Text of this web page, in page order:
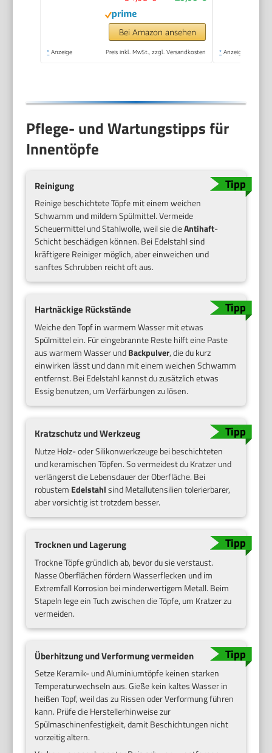
Reislöffel | Rice
Cooker mit Antihaft |
Reiskocher mit
Bei Amazon ansehen
* Anzeige Preis inkl. MwSt., zzgl. Versandkosten * Anzeige
Pflege- und Wartungstipps für
Innentöpfe
Reinigung
Reinige beschichtete Töpfe mit einem weichen
Schwamm und mildem Spülmittel. Vermeide
Scheuermittel und Stahlwolle, weil sie dieAntihaft-
Schicht beschädigen können. Bei Edelstahl sind
kräftigere Reiniger möglich, aber einweichen und
sanftes Schrubben reicht oft aus.
Hartnäckige Rückstände
Weiche den Topf in warmem Wasser mit etwas
Spülmittel ein. Für eingebrannte Reste hilft eine Paste
aus warmem Wasser undBackpulver, die du kurz
einwirken lässt und dann mit einem weichen Schwamm
entfernst. Bei Edelstahl kannst du zusätzlich etwas
Essig benutzen, um Verfärbungen zu lösen.
Kratzschutz und Werkzeug
Nutze Holz- oder Silikonwerkzeuge bei beschichteten
und keramischen Töpfen. So vermeidest du Kratzer und
verlängerst die Lebensdauer der Oberfläche. Bei
robustem Edelstahlsind Metallutensilien tolerierbarer,
aber vorsichtig ist trotzdem besser.
Trocknen und Lagerung
Trockne Töpfe gründlich ab, bevor du sie verstaust.
Nasse Oberflächen fördern Wasserflecken und im
Extremfall Korrosion bei minderwertigem Metall. Beim
Stapeln lege ein Tuch zwischen die Töpfe, um Kratzer zu
vermeiden.
Überhitzung und Verformung vermeiden
Setze Keramik- und Aluminiumtöpfe keinen starken
Temperaturwechseln aus. Gieße kein kaltes Wasser in
heißen Topf, weil das zu Rissen oder Verformung führen
kann. Prüfe die Herstellerhinweise zur
Spülmaschinenfestigkeit, damit Beschichtungen nicht
vorzeitig altern.